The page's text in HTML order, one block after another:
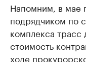
Напомним, в мае
подрядчиком по
комплекса
стоимость
ходе